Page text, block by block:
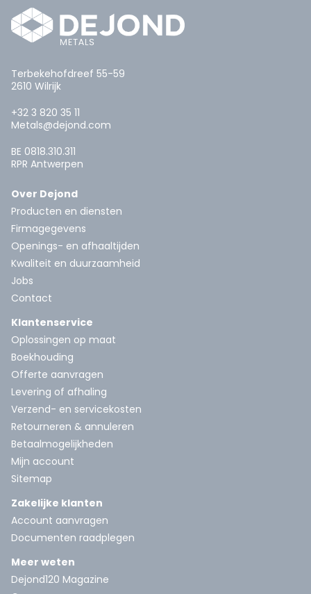
Terbekehofdreef 55-59
2610 Wilrijk
+32 3 820 35 11
Metals@dejond.com
BE 0818.310.311
RPR Antwerpen
Over Dejond
Producten en diensten
Firmagegevens
Openings- en afhaaltijden
Kwaliteit en duurzaamheid
Jobs
Contact
Klantenservice
Oplossingen op maat
Boekhouding
Offerte aanvragen
Levering of afhaling
Verzend- en servicekosten
Retourneren & annuleren
Betaalmogelijkheden
Mijn account
Sitemap
Zakelijke klanten
Account aanvragen
Documenten raadplegen
Meer weten
Dejond120 Magazine